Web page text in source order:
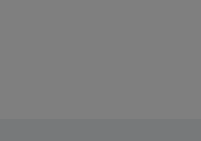
50 Belt 500Wh toevoegen aan je